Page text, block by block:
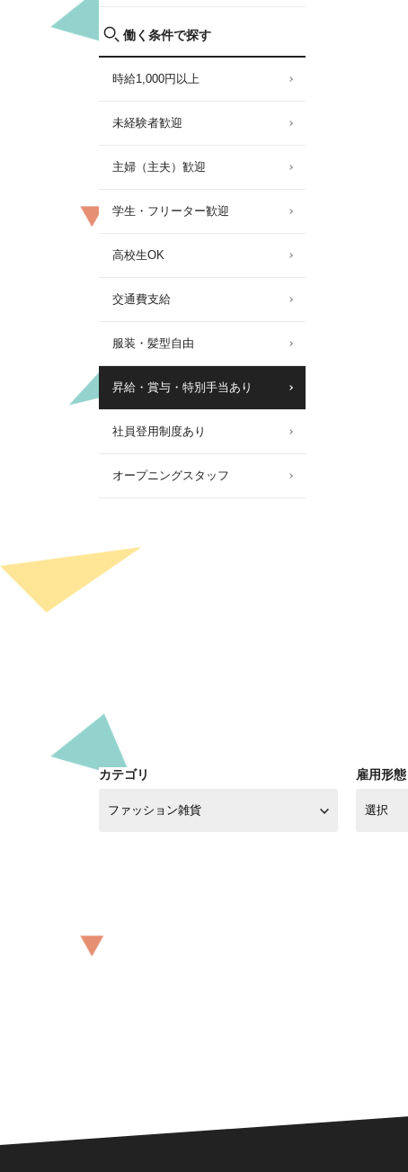
働く条件で探す
時給1,000円以上
未経験者歓迎
主婦（主夫）歓迎
学生・フリーター歓迎
高校生OK
交通費支給
服装・髪型自由
昇給・賞与・特別手当あり
社員登用制度あり
オープニングスタッフ
カテゴリ 雇用形態